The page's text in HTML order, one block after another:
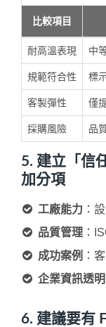
比較項目
耐高溫表現 中
規範符合性 標
客製彈性 僅
採購風險 品
5. 建立「信
加分項
工廠能力 ：
品質管理 ：
成功案例 ：
企業資訊透明
6. 建議要有